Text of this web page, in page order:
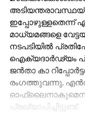
ഇപ്പോഴുള്ളതെന്ന്
മാധ്യമങ്ങളെ
നടപടിയില്‍
ഐക്യദാര്‍ഢ്യം
ജന്‍താ കാ
രംഗത്തുവന്നു.
പ്രഖ്യാപിച്ചിട്ടുണ്ട്.